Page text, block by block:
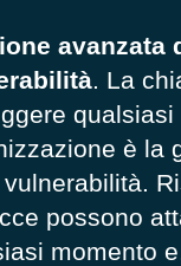
avanzata
. La
qualsiasi
è la
possono
momento